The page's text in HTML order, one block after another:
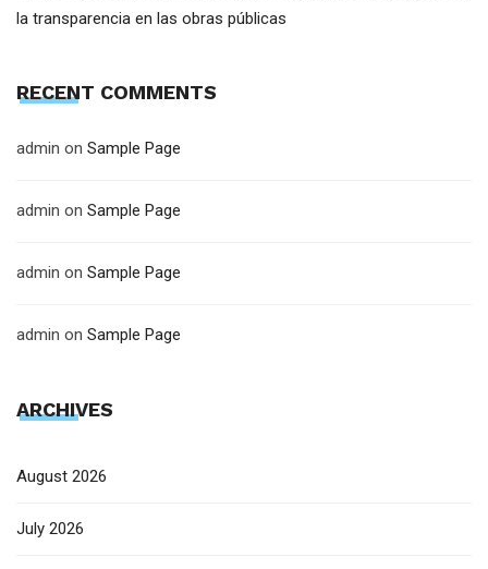
la transparencia en las obras públicas
RECENT COMMENTS
admin on Sample Page
admin on Sample Page
admin on Sample Page
admin on Sample Page
ARCHIVES
August 2026
July 2026